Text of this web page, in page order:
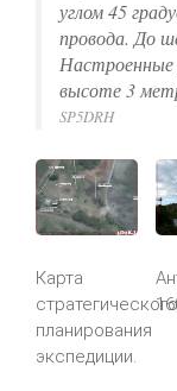
углом 45
провода. До
Настроенные
высоте 3
SP5DRH
Карта
стратегического
планирования
экспедиции.